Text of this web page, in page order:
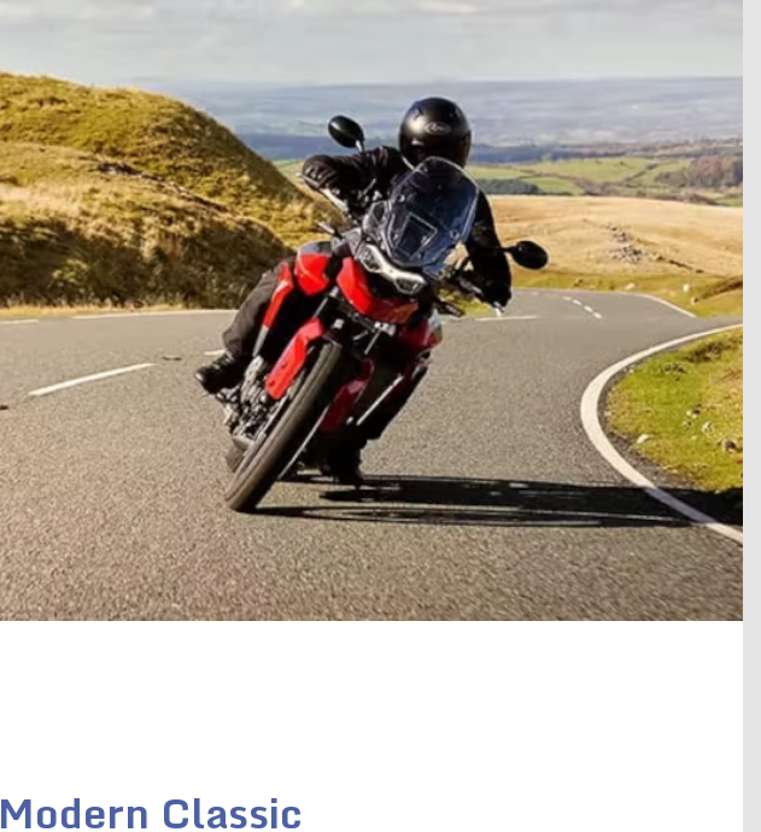
Modern Classic